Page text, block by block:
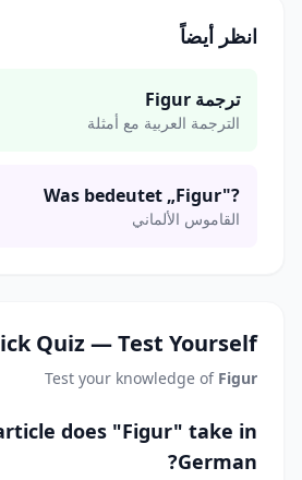
انظر أيضاً
ترجمة Figur
الترجمة العربية مع أمثلة
Was bedeutet „Figur"?
القاموس الألماني
Quiz — Test Yourself
Test your knowledge of Figur
does "Figur" take in
German?